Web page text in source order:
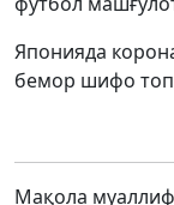
Японияда
бемор шифо
Мақола